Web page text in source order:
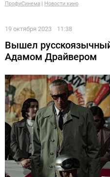
ПрофиСинема Новости кино
19 октября 2023 11:38
Вышел
Адамом Драйвером